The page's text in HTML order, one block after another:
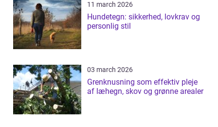
11 march 2026
Hundetegn: sikkerhed, lovkrav og
personlig stil
03 march 2026
Grenknusning som effektiv pleje
af læhegn, skov og grønne arealer